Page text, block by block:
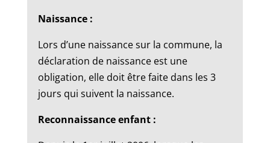
Naissance :
Lors d’une naissance sur la commune, la
déclaration de naissance est une
obligation, elle doit être faite dans les 3
jours qui suivent la naissance.
Reconnaissance enfant :